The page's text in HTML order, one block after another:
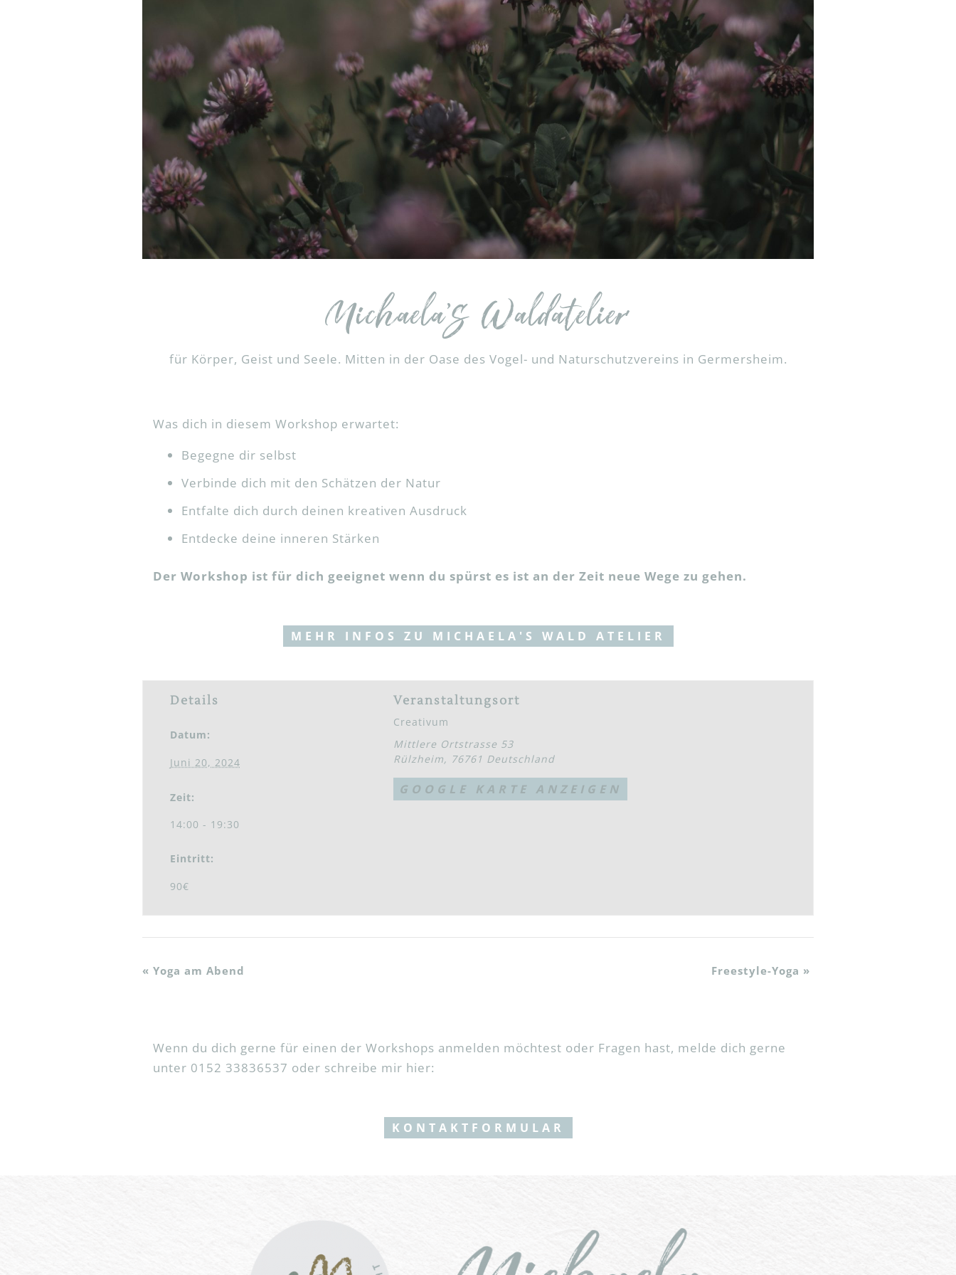
Michaela’s Waldatelier
für Körper, Geist und Seele. Mitten in der Oase des Vogel- und Naturschutzvereins in Germersheim.
Was dich in diesem Workshop erwartet:
Begegne dir selbst
Verbinde dich mit den Schätzen der Natur
Entfalte dich durch deinen kreativen Ausdruck
Entdecke deine inneren Stärken
Der Workshop ist für dich geeignet wenn du spürst es ist an der Zeit neue Wege zu gehen.
MEHR INFOS ZU MICHAELA'S WALD ATELIER
Details
Datum:
Juni 20, 2024
Zeit:
14:00 - 19:30
Eintritt:
90€
Veranstaltungsort
Creativum
Mittlere Ortstrasse 53
Rülzheim, 76761 Deutschland
GOOGLE KARTE ANZEIGEN
« Yoga am Abend Freestyle-Yoga »
Wenn du dich gerne für einen der Workshops anmelden möchtest oder Fragen hast, melde dich gerne
unter 0152 33836537 oder schreibe mir hier:
KONTAKTFORMULAR